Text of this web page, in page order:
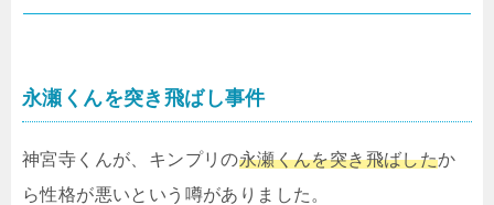
永瀬くんを突き飛ばし事件
神宮寺くんが、キンプリの永瀬くんを突き飛ばしたか
ら性格が悪いという噂がありました。